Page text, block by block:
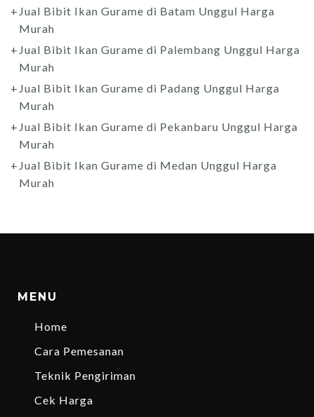
Jual Bibit Ikan Gurame di Batam Unggul Harga
Murah
Jual Bibit Ikan Gurame di Palembang Unggul Harga
Murah
Jual Bibit Ikan Gurame di Padang Unggul Harga
Murah
Jual Bibit Ikan Gurame di Pekanbaru Unggul Harga
Murah
Jual Bibit Ikan Gurame di Medan Unggul Harga
Murah
MENU
Home
Cara Pemesanan
Teknik Pengiriman
Cek Harga